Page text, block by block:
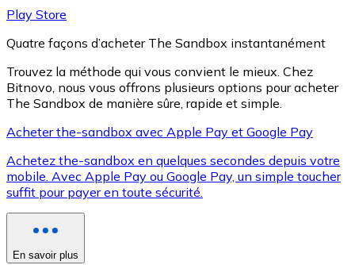
XRP
XRP
Voir toutes
Play Store
Quatre façons d’acheter The Sandbox instantanément
Trouvez la méthode qui vous convient le mieux. Chez
Bitnovo, nous vous offrons plusieurs options pour acheter
The Sandbox de manière sûre, rapide et simple.
Acheter the-sandbox avec Apple Pay et Google Pay
Achetez the-sandbox en quelques secondes depuis votre
mobile. Avec Apple Pay ou Google Pay, un simple toucher
suffit pour payer en toute sécurité.
En savoir plus